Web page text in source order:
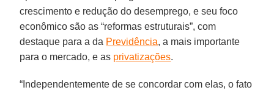
crescimento e redução do desemprego, e seu foco
econômico são as “reformas estruturais”, com
destaque para a da Previdência, a mais importante
para o mercado, e as privatizações.
“Independentemente de se concordar com elas, o fato